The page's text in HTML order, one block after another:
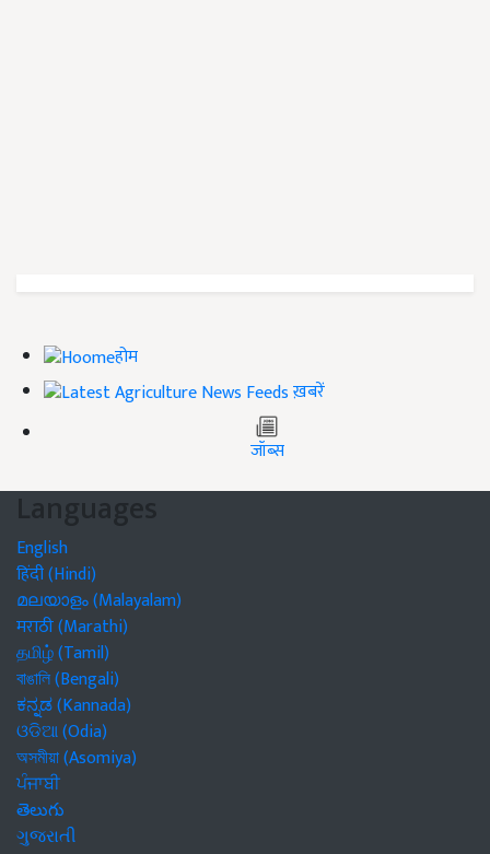
होम
ख़बरें
जॉब्स
Languages
English
हिंदी (Hindi)
മലയാളം (Malayalam)
मराठी (Marathi)
தமிழ் (Tamil)
বাঙালি (Bengali)
ಕನ್ನಡ (Kannada)
ଓଡିଆ (Odia)
অসমীয়া (Asomiya)
ਪੰਜਾਬੀ
తెలుగు
ગુજરાતી